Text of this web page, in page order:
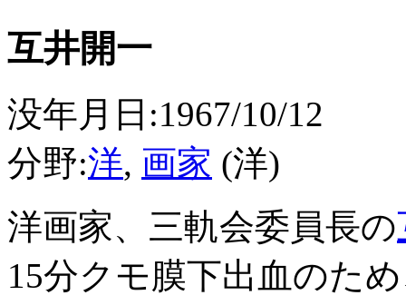
互井開一
没年月日:1967/10/12
分野:洋, 画家 (洋)
洋画家、三軌会委員長の
15分クモ膜下出血のた